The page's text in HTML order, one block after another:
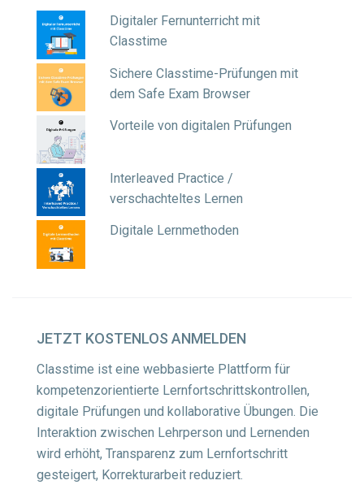
Digitaler Fernunterricht mit
Classtime
Sichere Classtime-Prüfungen mit
dem Safe Exam Browser
Vorteile von digitalen Prüfungen
Interleaved Practice /
verschachteltes Lernen
Digitale Lernmethoden
JETZT KOSTENLOS ANMELDEN
Classtime ist eine webbasierte Plattform für
kompetenzorientierte Lernfortschrittskontrollen,
digitale Prüfungen und kollaborative Übungen. Die
Interaktion zwischen Lehrperson und Lernenden
wird erhöht, Transparenz zum Lernfortschritt
gesteigert, Korrekturarbeit reduziert.